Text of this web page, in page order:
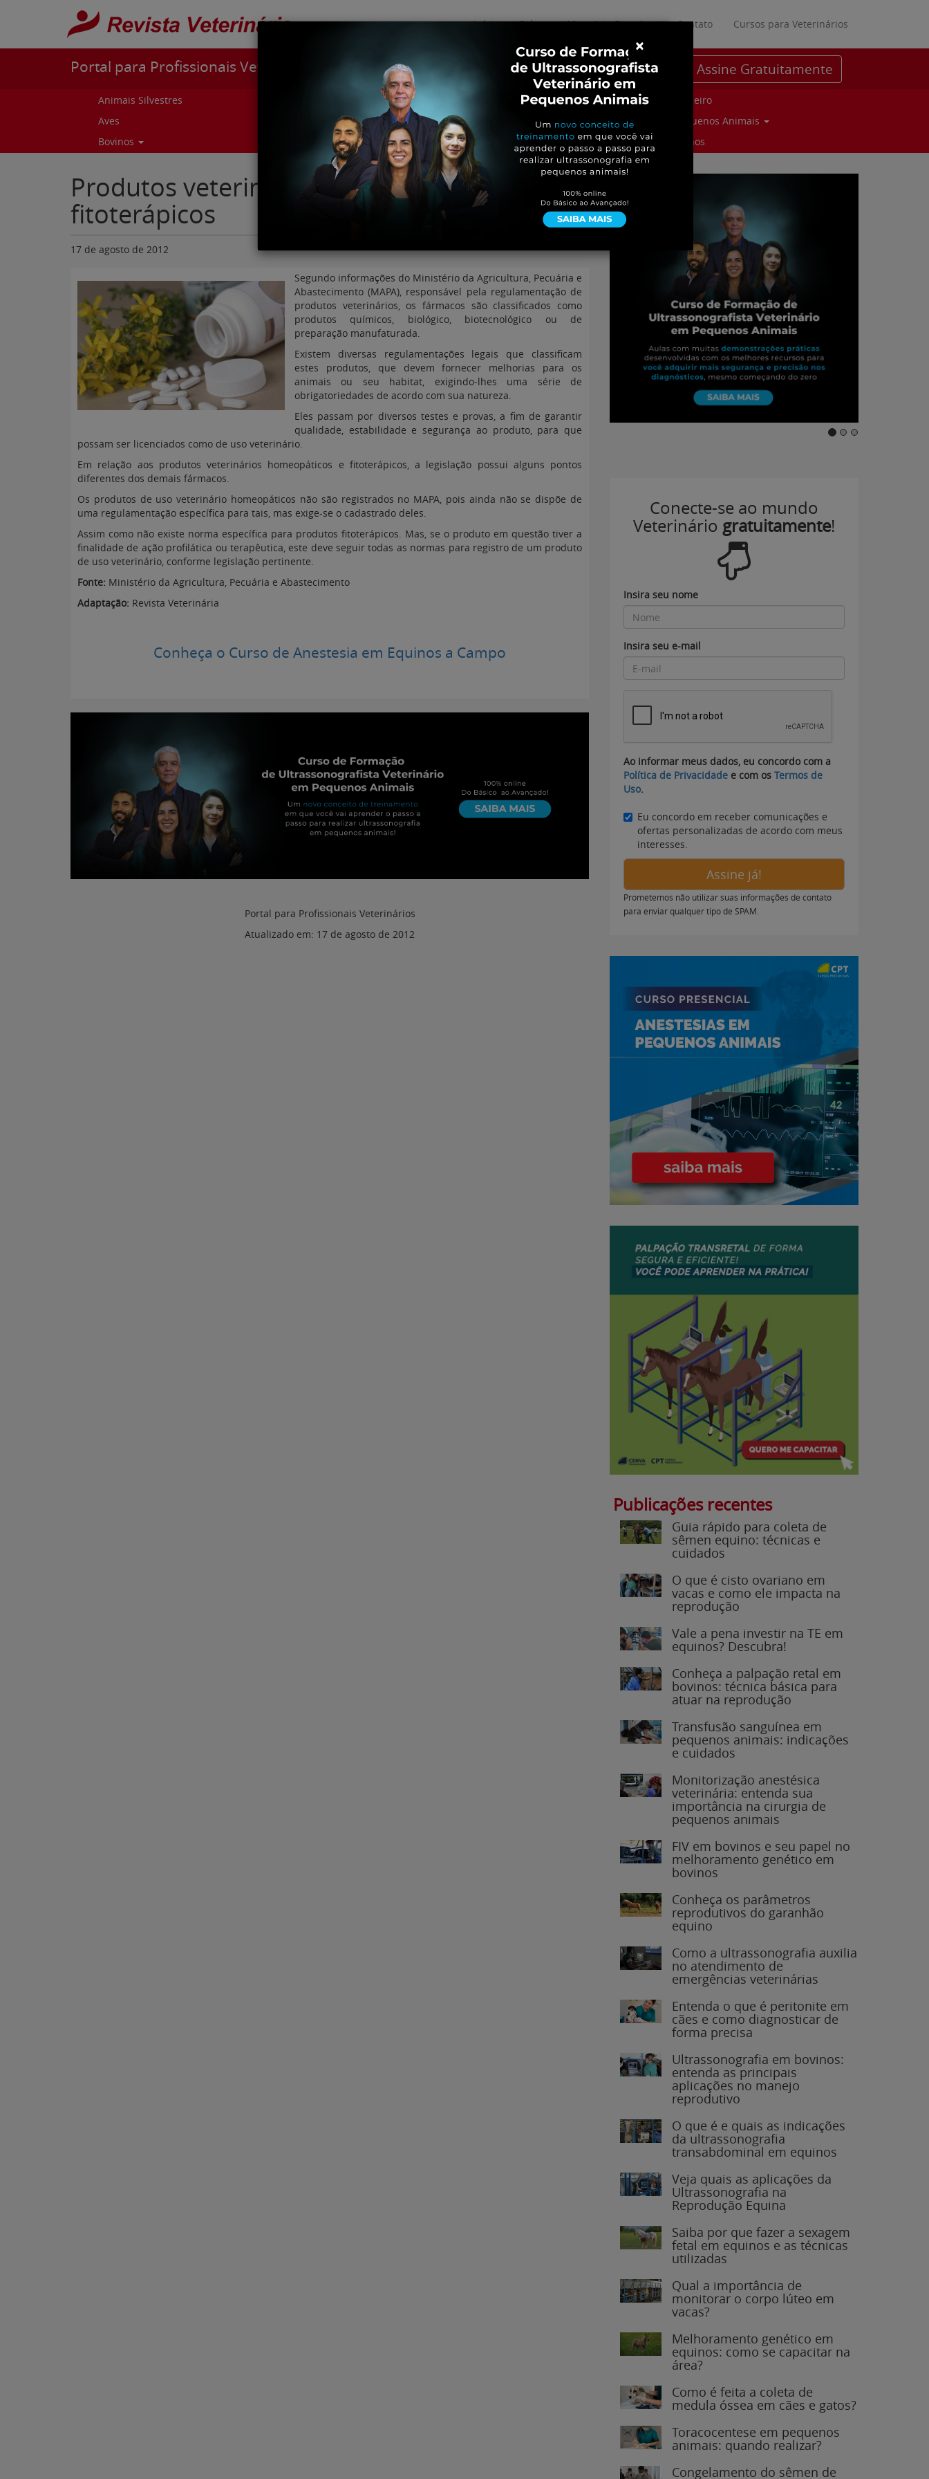
Pular para o conteúdo
Início Sobre Materiais Gratuitos Contato Cursos para Veterinários
Portal para Profissionais Veterinários Assine Gratuitamente
Animais Silvestres
Aves
Bovinos
Curiosidades
Cursos e Eventos
Entrevistas
Genética e Tecnologia
Parceiro
Pequenos Animais
Suinos
Produtos veterinários homeopáticos e
fitoterápicos
17 de agosto de 2012
Segundo informações do Ministério da Agricultura, Pecuária e
Abastecimento (MAPA), responsável pela regulamentação de
produtos veterinários, os fármacos são classificados como
produtos químicos, biológico, biotecnológico ou de
preparação manufaturada.
Existem diversas regulamentações legais que classificam
estes produtos, que devem fornecer melhorias para os
animais ou seu habitat, exigindo-lhes uma série de
obrigatoriedades de acordo com sua natureza.
Eles passam por diversos testes e provas, a fim de garantir
qualidade, estabilidade e segurança ao produto, para que
possam ser licenciados como de uso veterinário.
Em relação aos produtos veterinários homeopáticos e fitoterápicos, a legislação possui alguns pontos
diferentes dos demais fármacos.
Os produtos de uso veterinário homeopáticos não são registrados no MAPA, pois ainda não se dispõe de
uma regulamentação específica para tais, mas exige-se o cadastrado deles.
Assim como não existe norma específica para produtos fitoterápicos. Mas, se o produto em questão tiver a
finalidade de ação profilática ou terapêutica, este deve seguir todas as normas para registro de um produto
de uso veterinário, conforme legislação pertinente.
Fonte: Ministério da Agricultura, Pecuária e Abastecimento
Adaptação: Revista Veterinária
Conheça o Curso de Anestesia em Equinos a Campo
Atualizado em:17 de agosto de 2012
Conecte-se ao mundo
Veterinário gratuitamente!
Insira seu nome
Insira seu e-mail
Ao informar meus dados, eu concordo com a
Política de Privacidade e com os Termos de
Uso.
Eu concordo em receber comunicações e
ofertas personalizadas de acordo com meus
interesses.
Assine já!
Prometemos não utilizar suas informações de contato
para enviar qualquer tipo de SPAM.
Publicações recentes
Guia rápido para coleta de
sêmen equino: técnicas e
cuidados
O que é cisto ovariano em
vacas e como ele impacta na
reprodução
Vale a pena investir na TE em
equinos? Descubra!
Conheça a palpação retal em
bovinos: técnica básica para
atuar na reprodução
Transfusão sanguínea em
pequenos animais: indicações
e cuidados
Monitorização anestésica
veterinária: entenda sua
importância na cirurgia de
pequenos animais
FIV em bovinos e seu papel no
melhoramento genético em
bovinos
Conheça os parâmetros
reprodutivos do garanhão
equino
Como a ultrassonografia auxilia
no atendimento de
emergências veterinárias
Entenda o que é peritonite em
cães e como diagnosticar de
forma precisa
Ultrassonografia em bovinos:
entenda as principais
aplicações no manejo
reprodutivo
O que é e quais as indicações
da ultrassonografia
transabdominal em equinos
Veja quais as aplicações da
Ultrassonografia na
Reprodução Equina
Saiba por que fazer a sexagem
fetal em equinos e as técnicas
utilizadas
Qual a importância de
monitorar o corpo lúteo em
vacas?
Melhoramento genético em
equinos: como se capacitar na
área?
Como é feita a coleta de
medula óssea em cães e gatos?
Toracocentese em pequenos
animais: quando realizar?
Congelamento do sêmen de
×